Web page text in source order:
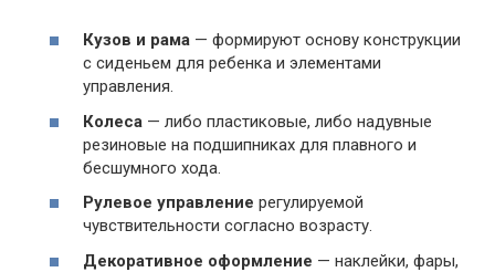
Кузов и рама — формируют основу конструкции
с сиденьем для ребенка и элементами
управления.
Колеса — либо пластиковые, либо надувные
резиновые на подшипниках для плавного и
бесшумного хода.
Рулевое управление регулируемой
чувствительности согласно возрасту.
Декоративное оформление — наклейки, фары,